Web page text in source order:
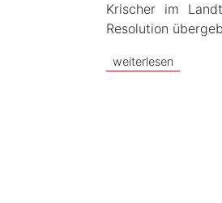
Krischer im
Resolution
weiterlesen